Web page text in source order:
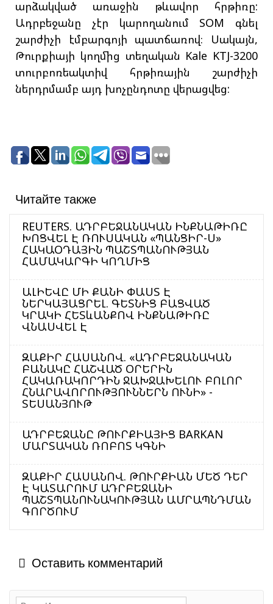
արձակված առաջին թևավոր հրթիռը:
Ադրբեջանը չէր կարողանում SOM գնել
շարժիչի էմբարգոյի պատճառով։ Սակայն,
Թուրքիայի կողմից տեղական Kale KTJ-3200
տուրբոռեակտիվ հրթիռային շարժիչի
ներդրմամբ այդ խոչընդոտը վերացվեց:
Читайте также
REUTERS. ԱԴՐԲԵՋԱՆԱԿԱՆ ԻՆՔՆԱԹԻՌԸ
ԽՈՑՎԵԼ Է ՌՈՒՍԱԿԱՆ «ՊԱՆՑԻՐ-Ս»
ՀԱԿԱՕԴԱՅԻՆ ՊԱՇՏՊԱՆՈՒԹՅԱՆ
ՀԱՄԱԿԱՐԳԻ ԿՈՂՄԻՑ
ԱԼԻԵՎԸ ՄԻ ՔԱՆԻ ՓԱՍՏ Է
ՆԵՐԿԱՅԱՑՐԵԼ. ԳԵՏՆԻՑ ԲԱՑՎԱԾ
ԿՐԱԿԻ ՀԵՏևԱՆՔՈՎ ԻՆՔՆԱԹԻՌԸ
ՎՆԱՍՎԵԼ Է
ԶԱՔԻՐ ՀԱՍԱՆՈՎ. «ԱԴՐԲԵՋԱՆԱԿԱՆ
ԲԱՆԱԿԸ ՀԱՇՎԱԾ ՕՐԵՐԻՆ
ՀԱԿԱՌԱԿՈՐԴԻՆ ՋԱԽՋԱԽԵԼՈՒ ԲՈԼՈՐ
ՀՆԱՐԱՎՈՐՈՒԹՅՈՒՆՆԵՐՆ ՈՒՆԻ» -
ՏԵՍԱՆՅՈՒԹ
ԱԴՐԲԵՋԱՆԸ ԹՈՒՐՔԻԱՅԻՑ BARKAN
ՄԱՐՏԱԿԱՆ ՌՈԲՈՏ ԿԳՆԻ
ԶԱՔԻՐ ՀԱՍԱՆՈՎ. ԹՈՒՐՔԻԱՆ ՄԵԾ ԴԵՐ
Է ԿԱՏԱՐՈՒՄ ԱԴՐԲԵՋԱՆԻ
ՊԱՇՏՊԱՆՈՒՆԱԿՈՒԹՅԱՆ ԱՄՐԱՊՆԴՄԱՆ
ԳՈՐԾՈՒՄ
Оставить комментарий